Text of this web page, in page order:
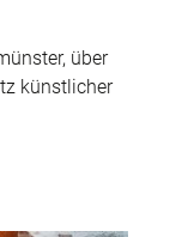
über
künstlicher